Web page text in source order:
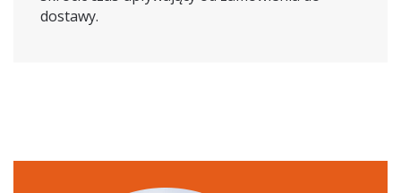
dostawy.